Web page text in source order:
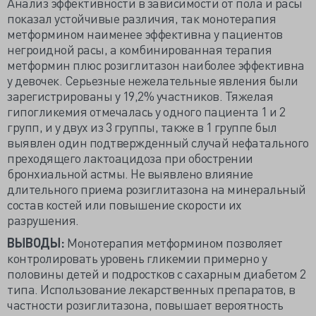
показал устойчивые различия, так монотерапия
метформином наименее эффективна у пациентов
негроидной расы, а комбинированная терапия
метформин плюс розиглитазон наиболее эффективна
у девочек. Серьезные нежелательные явления были
зарегистрированы у 19,2% участников. Тяжелая
гипогликемия отмечалась у одного пациента 1 и 2
групп, и у двух из 3 группы, также в 1 группе был
выявлен один подтвержденный случай нефатального
преходящего лактоацидоза при обострении
бронхиальной астмы. Не выявлено влияние
длительного приема розиглитазона на минеральный
состав костей или повышение скорости их
разрушения.
ВЫВОДЫ: Монотерапия метформином позволяет
контролировать уровень гликемии примерно у
половины детей и подростков с сахарным диабетом 2
типа. Использование лекарственных препаратов, в
частности розиглитазона, повышает вероятность